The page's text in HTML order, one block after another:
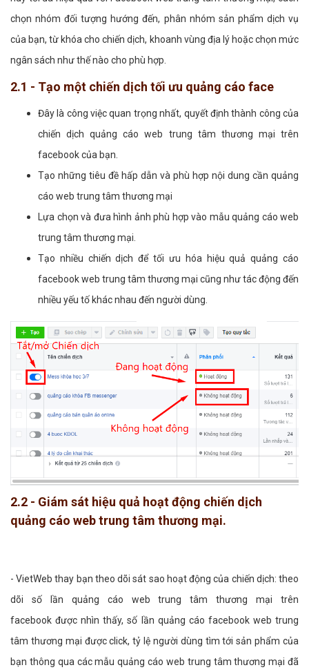
chọn nhóm đối tượng hướng đến, phân nhóm sản phẩm dịch vụ
của bạn, từ khóa cho chiến dịch, khoanh vùng địa lý hoặc chọn mức
ngân sách như thế nào cho phù hợp.
2.1 - Tạo một chiến dịch tối ưu quảng cáo face
Đây là công việc quan trọng nhất, quyết định thành công của
chiến dịch quảng cáo web trung tâm thương mại trên
facebook của bạn.
Tạo những tiêu đề hấp dẫn và phù hợp nội dung cần quảng
cáo web trung tâm thương mại
Lựa chọn và đưa hình ảnh phù hợp vào mẫu quảng cáo web
trung tâm thương mại.
Tạo nhiều chiến dịch để tối ưu hóa hiệu quả quảng cáo
facebook web trung tâm thương mại cũng như tác động đến
nhiều yếu tố khác nhau đến người dùng.
2.2 - Giám sát hiệu quả hoạt động chiến dịch
quảng cáo web trung tâm thương mại.
- VietWeb thay bạn theo dõi sát sao hoạt động của chiến dịch: theo
dõi số lần quảng cáo web trung tâm thương mại trên
facebook được nhìn thấy, số lần quảng cáo facebook web trung
tâm thương mại được click, tỷ lệ người dùng tìm tới sản phẩm của
bạn thông qua các mẫu quảng cáo web trung tâm thương mại đã